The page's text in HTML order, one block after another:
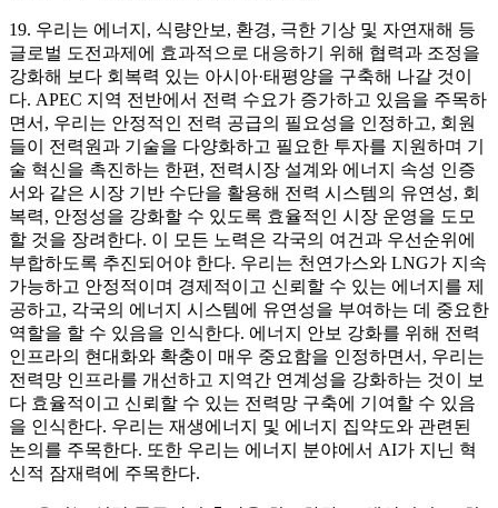
19. 우리는 에너지, 식량안보, 환경, 극한 기상 및 자연재해 등
글로벌 도전과제에 효과적으로 대응하기 위해 협력과 조정을
강화해 보다 회복력 있는 아시아·태평양을 구축해 나갈 것이
다. APEC 지역 전반에서 전력 수요가 증가하고 있음을 주목하
면서, 우리는 안정적인 전력 공급의 필요성을 인정하고, 회원
들이 전력원과 기술을 다양화하고 필요한 투자를 지원하며 기
술 혁신을 촉진하는 한편, 전력시장 설계와 에너지 속성 인증
서와 같은 시장 기반 수단을 활용해 전력 시스템의 유연성, 회
복력, 안정성을 강화할 수 있도록 효율적인 시장 운영을 도모
할 것을 장려한다. 이 모든 노력은 각국의 여건과 우선순위에
부합하도록 추진되어야 한다. 우리는 천연가스와 LNG가 지속
가능하고 안정적이며 경제적이고 신뢰할 수 있는 에너지를 제
공하고, 각국의 에너지 시스템에 유연성을 부여하는 데 중요한
역할을 할 수 있음을 인식한다. 에너지 안보 강화를 위해 전력
인프라의 현대화와 확충이 매우 중요함을 인정하면서, 우리는
전력망 인프라를 개선하고 지역간 연계성을 강화하는 것이 보
다 효율적이고 신뢰할 수 있는 전력망 구축에 기여할 수 있음
을 인식한다. 우리는 재생에너지 및 에너지 집약도와 관련된
논의를 주목한다. 또한 우리는 에너지 분야에서 AI가 지닌 혁
신적 잠재력에 주목한다.